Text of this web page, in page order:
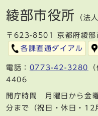
綾部市役所 （法
〒623-8501 京都府綾部
各課直通ダイアル
電話： 0773-42-3280
4406
開庁時間 月曜日から金
分まで（祝日・休日・12